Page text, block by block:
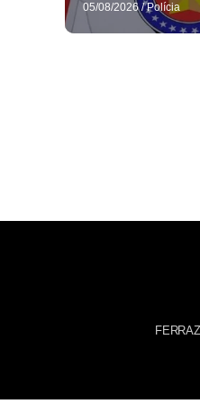
05/08/2026 / Polícia